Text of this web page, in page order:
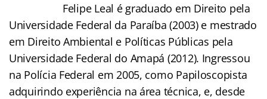
Felipe Leal é graduado em Direito pela
Universidade Federal da Paraíba (2003) e mestrado
em Direito Ambiental e Políticas Públicas pela
Universidade Federal do Amapá (2012). Ingressou
na Polícia Federal em 2005, como Papiloscopista
adquirindo experiência na área técnica, e, desde